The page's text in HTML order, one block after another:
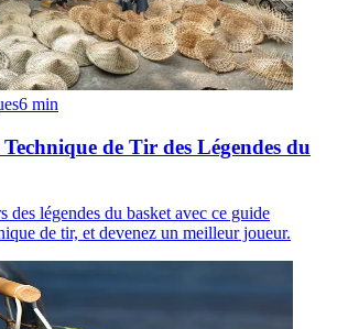
6 min
Technique de Tir des Légendes du
des légendes du basket avec ce guide
de tir, et devenez un meilleur joueur.